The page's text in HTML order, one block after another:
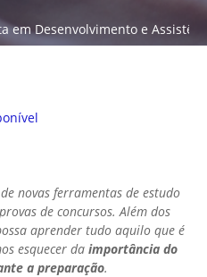
em Desenvolvimento e
novas ferramentas de estudo
de concursos. Além dos
aprender tudo aquilo que é
esquecer da importância do
a preparação.